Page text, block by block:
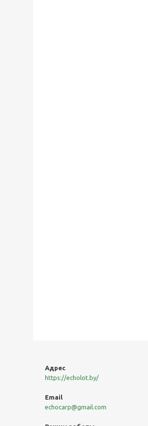
Адреc
https://echolot.by/
Email
echocarp@gmail.com